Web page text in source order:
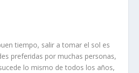
tiempo, salir a tomar el sol es
preferidas por muchas personas,
lo mismo de todos los años,